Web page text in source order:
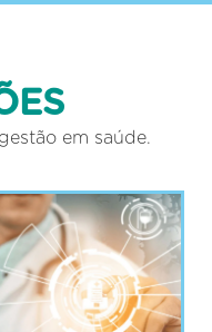
em saúde.